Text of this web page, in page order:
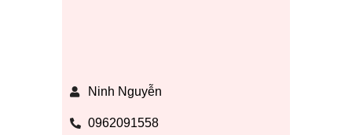
Ninh Nguyễn
0962091558